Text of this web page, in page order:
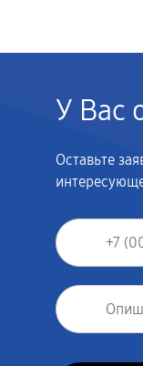
У Вас
Оставьте